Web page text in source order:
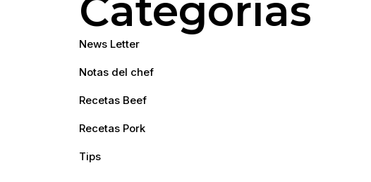
Categorías
News Letter
Notas del chef
Recetas Beef
Recetas Pork
Tips